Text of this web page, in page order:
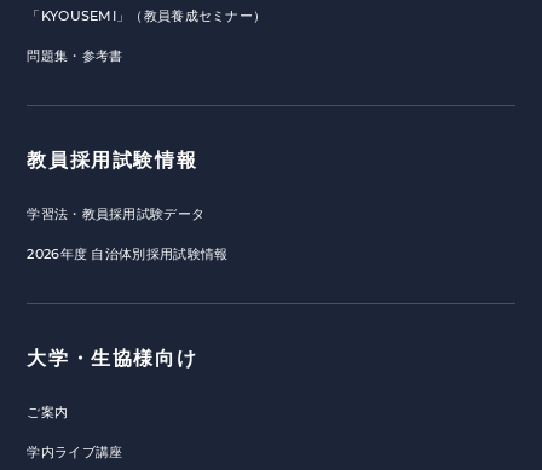
「KYOUSEMI」（教員養成セミナー）
問題集・参考書
教員採用試験情報
学習法・教員採用試験データ
2026年度 自治体別採用試験情報
大学・生協様向け
ご案内
学内ライブ講座